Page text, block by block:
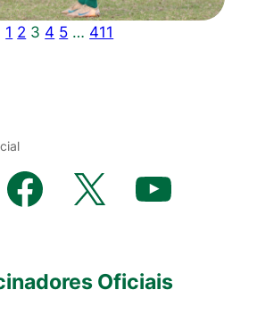
1 2 3 4 5 … 411
Facebook X YouTube
Oficiais